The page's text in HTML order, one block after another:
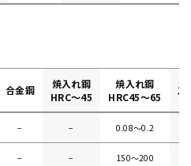
合金鋼
焼入れ鋼
HRC～45
焼入れ鋼
HRC45～65
ス
− − 0.08〜0.2
− − 150〜200